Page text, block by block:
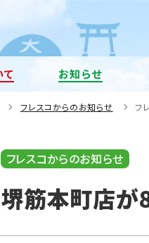
お知らせ
フレスコからのお知らせ フ
フレスコからのお知らせ
筋本町店が